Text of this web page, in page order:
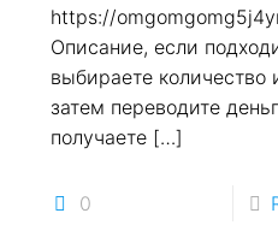
https://
Описание, если
выбираете количество
затем переводите
получаете[…]
0